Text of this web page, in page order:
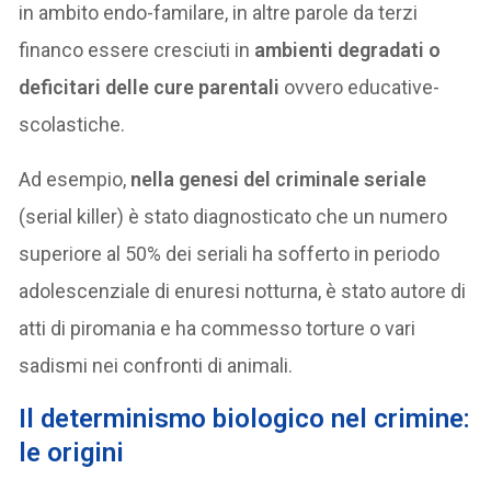
in ambito endo-familare, in altre parole da terzi
financo essere cresciuti in ambienti degradati o
deficitari delle cure parentali ovvero educative-
scolastiche.
Ad esempio, nella genesi del criminale seriale
(serial killer) è stato diagnosticato che un numero
superiore al 50% dei seriali ha sofferto in periodo
adolescenziale di enuresi notturna, è stato autore di
atti di piromania e ha commesso torture o vari
sadismi nei confronti di animali.
Il determinismo biologico nel crimine:
le origini